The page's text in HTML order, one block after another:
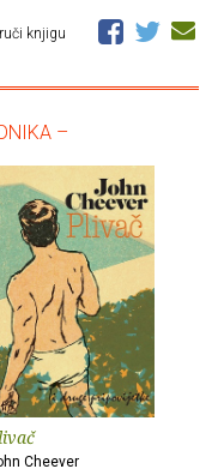
knjigu
–
Cheever